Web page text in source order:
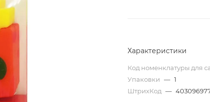
Характеристики
Код номенклатуры для
Упаковки — 1
ШтрихКод —